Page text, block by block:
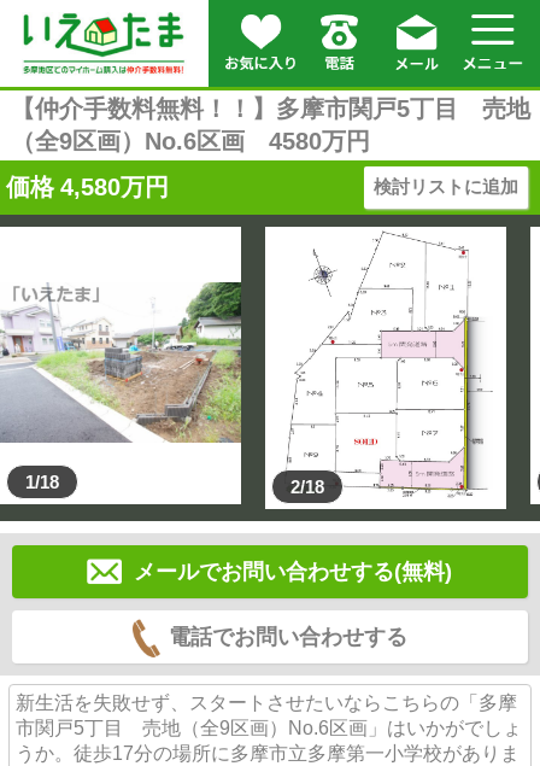
【仲介手数料無料！！】多摩市関戸5丁目 売地
（全9区画）No.6区画 4580万円
価格 4,580万円 検討リストに追加
1/18 2/18
メールでお問い合わせする(無料)
電話でお問い合わせする
新生活を失敗せず、スタートさせたいならこちらの「多摩
市関戸5丁目 売地（全9区画）No.6区画」はいかがでしょ
うか。徒歩17分の場所に多摩市立多摩第一小学校がありま